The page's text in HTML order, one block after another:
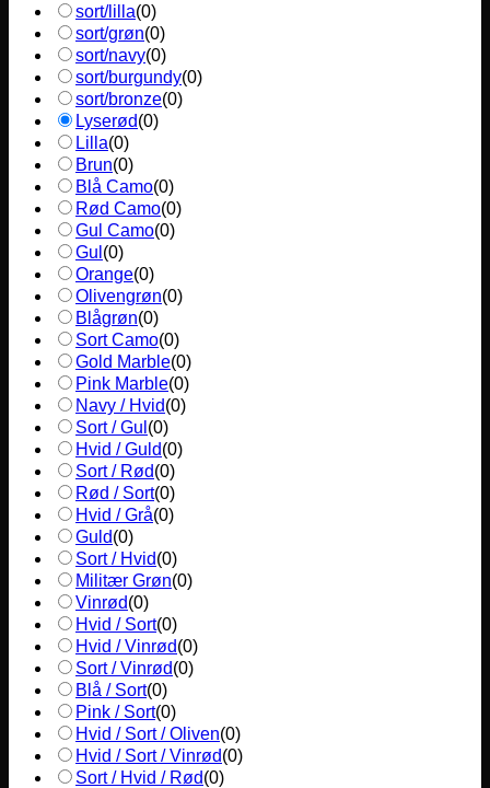
sort/lilla(0)
sort/grøn(0)
sort/navy(0)
sort/burgundy(0)
sort/bronze(0)
Lyserød(0)
Lilla(0)
Brun(0)
Blå Camo(0)
Rød Camo(0)
Gul Camo(0)
Gul (0)
Orange(0)
Olivengrøn(0)
Blågrøn(0)
Sort Camo(0)
Gold Marble(0)
Pink Marble(0)
Navy / Hvid(0)
Sort / Gul (0)
Hvid / Guld(0)
Sort / Rød(0)
Rød / Sort(0)
Hvid / Grå(0)
Guld(0)
Sort / Hvid(0)
Militær Grøn(0)
Vinrød(0)
Hvid / Sort(0)
Hvid / Vinrød(0)
Sort / Vinrød(0)
Blå / Sort(0)
Pink / Sort(0)
Hvid / Sort / Oliven(0)
Hvid / Sort / Vinrød(0)
Sort / Hvid / Rød(0)